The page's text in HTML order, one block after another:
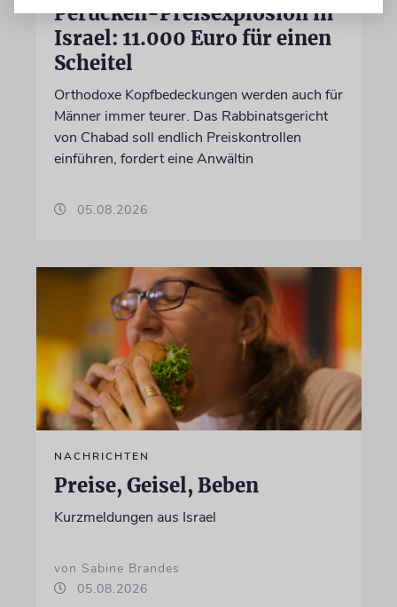
Perücken-Preisexplosion in
Israel: 11.000 Euro für einen
Scheitel
Orthodoxe Kopfbedeckungen werden auch für
Männer immer teurer. Das Rabbinatsgericht
von Chabad soll endlich Preiskontrollen
einführen, fordert eine Anwältin
05.08.2026
NACHRICHTEN
Preise, Geisel, Beben
Kurzmeldungen aus Israel
von Sabine Brandes
05.08.2026